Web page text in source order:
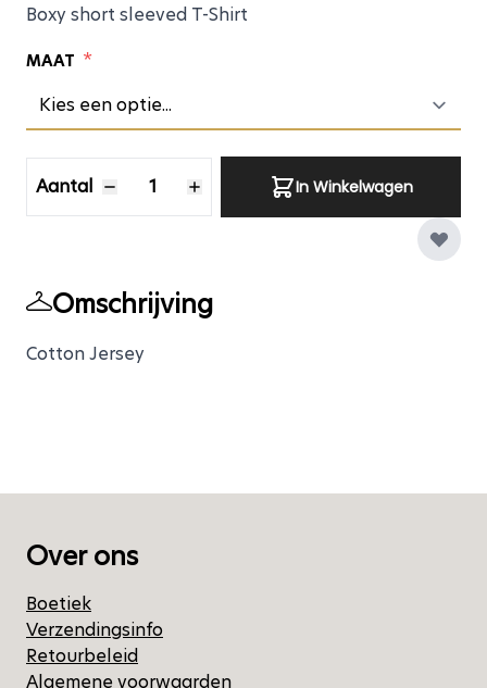
Boxy short sleeved T-Shirt
MAAT *
Aantal In Winkelwagen
Omschrijving
Cotton Jersey
Over ons
Boetiek
Verzendingsinfo
Retourbeleid
Algemene voorwaarden